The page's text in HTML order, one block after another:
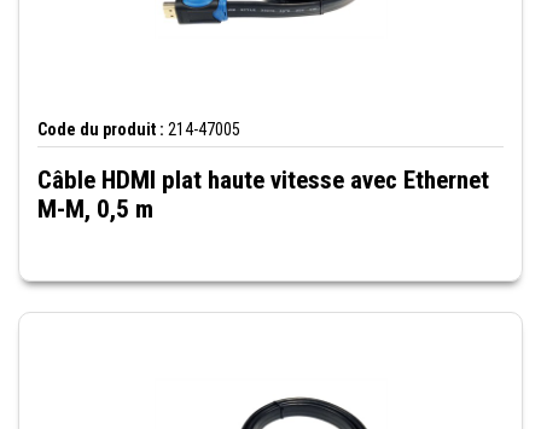
Code du produit : 214-47005
Câble HDMI plat haute vitesse avec Ethernet
M-M, 0,5 m